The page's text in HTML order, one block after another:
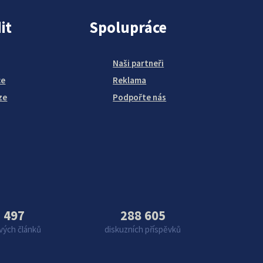
Spolupráce
Naši partneři
Reklama
Podpořte nás
497
článků
288 605
diskuzních příspěvků